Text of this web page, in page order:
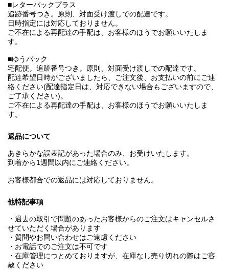
■レターパックプラス
追跡番号つき。原則、対面受け渡しでの配達です。
日時指定には対応しておりません。
ご不在による再配達の手配は、お客様のほうでお願いいたしま
す。
■ゆうパック
宅配便。追跡番号つき。原則、対面受け渡しでの配達です。
配達希望日時がございましたら、ご注文後、お支払いの前にご連
絡ください(配達指定日は、対応できない場合もございますので、
ご了承ください)。
ご不在による再配達の手配は、お客様のほうでお願いいたしま
す。
返品について
あきらかな誤表記があった場合のみ、お受けいたします。
到着から1週間以内にご連絡ください。
お客様都合での返品には対応しておりません。
他特記事項
・過去の取引で問題のあったお客様からのご注文はキャンセルさ
せていただく場合があります
・質問やお問い合わせはご遠慮ください
・お電話でのご注文は不可です
・在庫管理につとめておりますが、在庫なし売り切れの際はご容
赦ください